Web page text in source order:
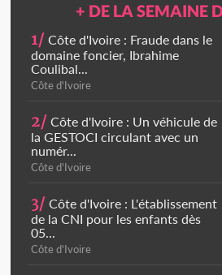
+ DE LA SEMAINE
1/ Côte d'Ivoire : Fraude dans le
domaine foncier, Ibrahime
Coulibal...
Côte d'Ivoire
2/ Côte d'Ivoire : Un véhicule de
la GESTOCI circulant avec un
numér...
Côte d'Ivoire
3/ Côte d'Ivoire : L'établissement
de la CNI pour les enfants dès
05...
Côte d'Ivoire